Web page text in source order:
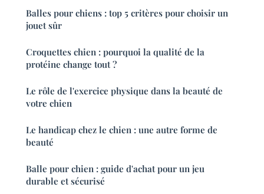
Balles pour chiens : top 5 critères pour choisir un
jouet sûr
Croquettes chien : pourquoi la qualité de la
protéine change tout ?
Le rôle de l'exercice physique dans la beauté de
votre chien
Le handicap chez le chien : une autre forme de
beauté
Balle pour chien : guide d'achat pour un jeu
durable et sécurisé